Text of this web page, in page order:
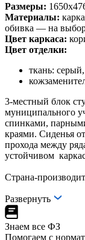
Размеры:
Материалы:
обивка — на
Цвет каркаса:
Цвет отделки:
ткань: серый,
3-местный блок
муниципального
спинками,
краями. Сиденья
прохода между
устойчивом
Страна-
Развернуть
Знаем все ФЗ
Помогаем с